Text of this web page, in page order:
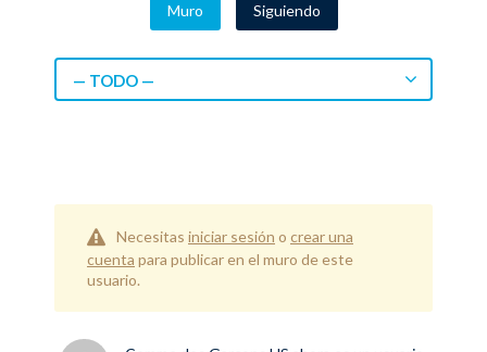
Muro Siguiendo
— TODO —
Necesitas iniciar sesión o crear una
cuenta para publicar en el muro de este
usuario.